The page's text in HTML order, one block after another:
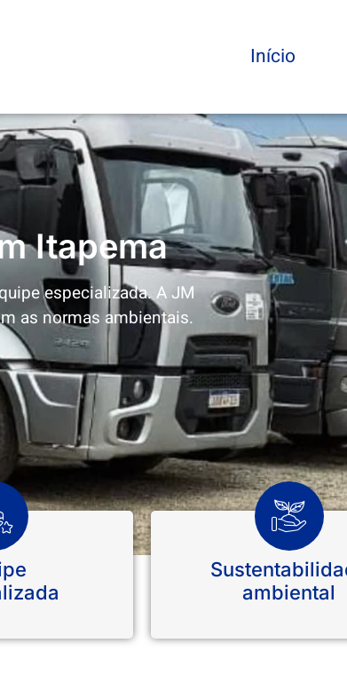
Início
Itapema
especializada. A JM
as normas ambientais.
ambiental